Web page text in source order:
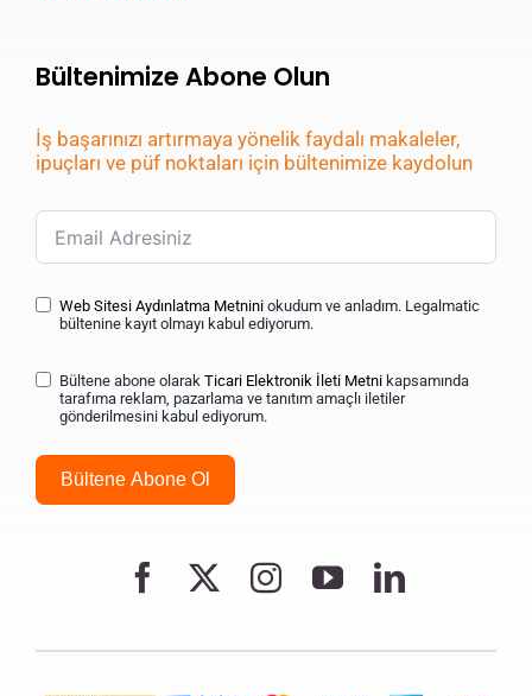
Bültenimize Abone Olun
İş başarınızı artırmaya yönelik faydalı makaleler,
ipuçları ve püf noktaları için bültenimize kaydolun
Web Sitesi Aydınlatma Metniniokudum ve anladım. Legalmatic
bültenine kayıt olmayı kabul ediyorum.
Bültene abone olarak Ticari Elektronik İleti Metnikapsamında
tarafıma reklam, pazarlama ve tanıtım amaçlı iletiler
gönderilmesini kabul ediyorum.
Bültene Abone Ol